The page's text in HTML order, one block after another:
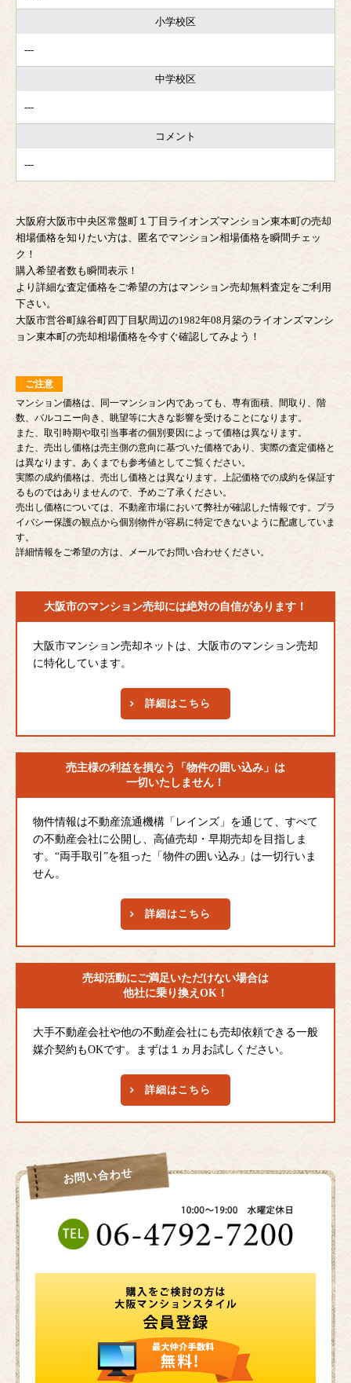
小学校区
---
中学校区
---
コメント
---
大阪府大阪市中央区常盤町１丁目ライオンズマンション東本町の売却
相場価格を知りたい方は、匿名でマンション相場価格を瞬間チェッ
ク！
購入希望者数も瞬間表示！
より詳細な査定価格をご希望の方はマンション売却無料査定をご利用
下さい。
大阪市営谷町線谷町四丁目駅周辺の1982年08月築のライオンズマンシ
ョン東本町の売却相場価格を今すぐ確認してみよう！
ご注意
マンション価格は、同一マンション内であっても、専有面積、間取り、階
数、バルコニー向き、眺望等に大きな影響を受けることになります。
また、取引時期や取引当事者の個別要因によって価格は異なります。
また、売出し価格は売主側の意向に基づいた価格であり、実際の査定価格と
は異なります。あくまでも参考値としてご覧ください。
実際の成約価格は、売出し価格とは異なります。上記価格での成約を保証す
るものではありませんので、予めご了承ください。
売出し価格については、不動産市場において弊社が確認した情報です。プラ
イバシー保護の観点から個別物件が容易に特定できないように配慮していま
す。
詳細情報をご希望の方は、メールでお問い合わせください。
大阪市のマンション売却には絶対の自信があります！
大阪市マンション売却ネットは、大阪市のマンション売却
に特化しています。
詳細はこちら
売主様の利益を損なう
「物件の囲い込み」は
一切いたしません！
物件情報は不動産流通機構「レインズ」を通じて、すべて
の不動産会社に公開し、高値売却・早期売却を目指しま
す。“両手取引”を狙った「物件の囲い込み」は一切行いま
せん。
詳細はこちら
売却活動にご満足いただけない場合は
他社に乗り換えOK！
大手不動産会社や他の不動産会社にも売却依頼できる一般
媒介契約もOKです。まずは１ヵ月お試しください。
詳細はこちら
お問い合わせ